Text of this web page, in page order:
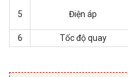
5 Điện áp
6
Tốc độ quay